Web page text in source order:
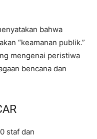
bahwa
“keamanan publik.”
mengenai peristiwa
bencana dan
staf dan